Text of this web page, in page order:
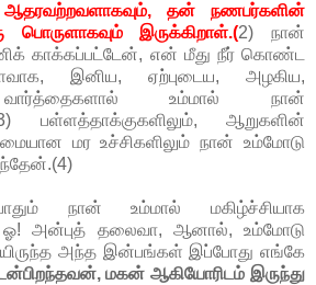
தன் நணபர்களின்
பொருளாகவும் இருக்கிறாள்.(2) நான்
காக்கப்பட்டேன், என் மீது நீர் கொண்ட
இனிய, ஏற்புடைய, அழகிய,
வார்த்தைகளால் உம்மால் நான்
பள்ளத்தாக்குகளிலும், ஆறுகளின்
மர உச்சிகளிலும் நான் உம்மோடு
நான் உம்மால் மகிழ்ச்சியாக
ஓ! அன்புத் தலைவா, ஆனால், உம்மோடு
அந்த இன்பங்கள் இப்போது எங்கே
மகன் ஆகியோரிடம் இருந்து